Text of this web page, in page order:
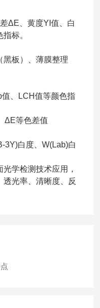
ΔE、黄度YI值、白
标。
黑板）、薄膜整理
、LCH值等颜色指
ΔE等色差值
3Y)白度、W(Lab)白
光学检测技术应用，
光率、清晰度、反